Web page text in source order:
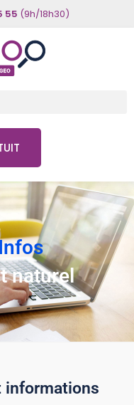
55 (9h/18h30)
naturel
informations